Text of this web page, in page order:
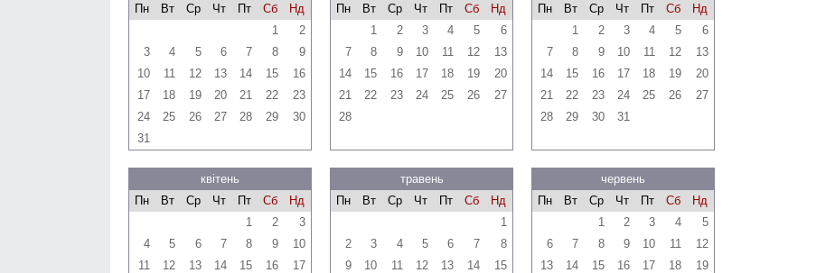
Пн
Вт Ср Чт Пт Сб
Нд
1
2
3
4 5 6 7 8
9
10
11 12 13 14 15
16
17
18 19 20 21 22
23
24
25 26 27 28 29
30
31
Пн
Вт Ср Чт Пт Сб
Нд
1
2 3 4 5
6
7
8 9 10 11 12
13
14
15 16 17 18 19
20
21
22 23 24 25 26
27
28
Пн
Вт Ср Чт Пт Сб
Нд
1
2 3 4 5
6
7
8 9 10 11 12
13
14
15 16 17 18 19
20
21
22 23 24 25 26
27
28
29 30 31
квітень
Пн
Вт Ср Чт Пт Сб
Нд
1
2
3
4
5 6 7 8 9
10
11
12 13 14 15 16
17
травень
Пн
Вт Ср Чт Пт Сб
Нд
1
2
3 4 5 6 7
8
9
10 11 12 13 14
15
червень
Пн
Вт Ср Чт Пт Сб
Нд
1
2 3 4
5
6
7 8 9 10 11
12
13
14 15 16 17 18
19